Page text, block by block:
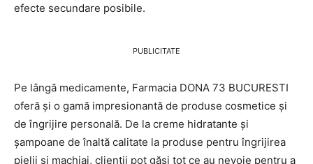
efecte secundare posibile.
PUBLICITATE
Pe lângă medicamente, Farmacia DONA 73 BUCURESTI
oferă și o gamă impresionantă de produse cosmetice și
de îngrijire personală. De la creme hidratante și
șampoane de înaltă calitate la produse pentru îngrijirea
pielii și machiaj, clienții pot găsi tot ce au nevoie pentru a